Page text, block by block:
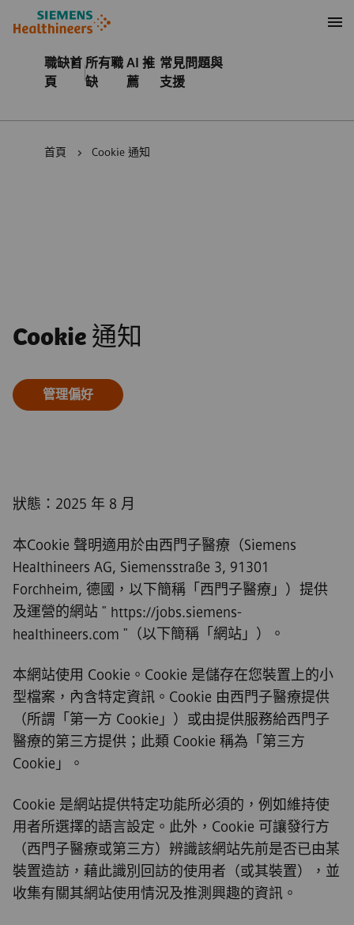
職缺首
頁
所有職
缺
AI 推
薦
常見問題與
支援
首頁 Cookie 通知
Cookie 通知
管理偏好
狀態：2025 年 8 月
本Cookie 聲明適用於由西門子醫療（Siemens
Healthineers AG, Siemensstraße 3, 91301
Forchheim, 德國，以下簡稱「西門子醫療」）提供
及運營的網站 " https://jobs.siemens-
healthineers.com "（以下簡稱「網站」）。
本網站使用 Cookie。Cookie 是儲存在您裝置上的小
型檔案，內含特定資訊。Cookie 由西門子醫療提供
（所謂「第一方 Cookie」）或由提供服務給西門子
醫療的第三方提供；此類 Cookie 稱為「第三方
Cookie」。
Cookie 是網站提供特定功能所必須的，例如維持使
用者所選擇的語言設定。此外，Cookie 可讓發行方
（西門子醫療或第三方）辨識該網站先前是否已由某
裝置造訪，藉此識別回訪的使用者（或其裝置），並
收集有關其網站使用情況及推測興趣的資訊。